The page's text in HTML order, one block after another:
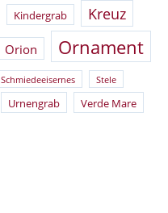
Kindergrab Kreuz
Orion Ornament
Schmiedeeisernes Stele
Urnengrab Verde Mare